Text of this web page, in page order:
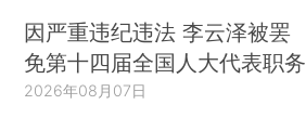
因严重违纪违法 李云泽被罢
免第十四届全国人大代表职务
2026年08月07日